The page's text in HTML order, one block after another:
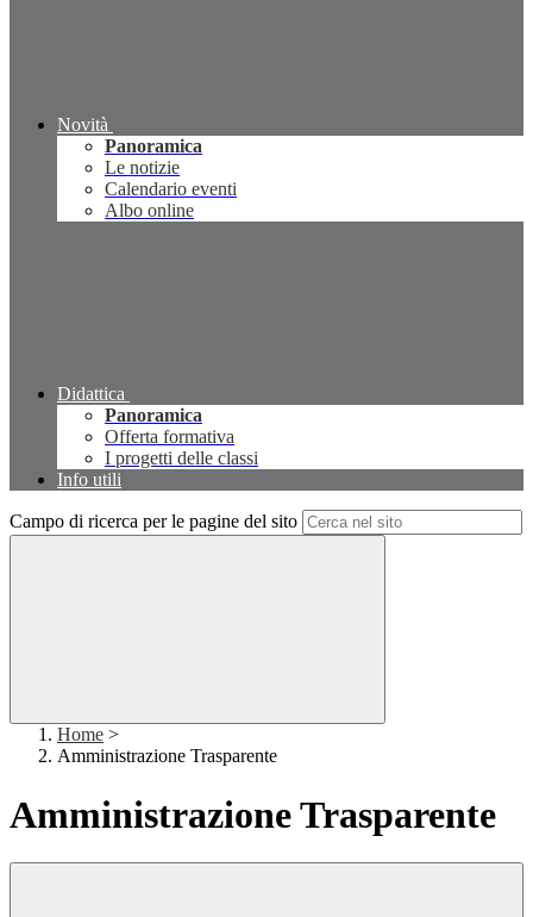
Novità
Panoramica
Le notizie
Calendario eventi
Albo online
Didattica
Panoramica
Offerta formativa
I progetti delle classi
Info utili
Campo di ricerca per le pagine del sito
Home >
Amministrazione Trasparente
Amministrazione Trasparente